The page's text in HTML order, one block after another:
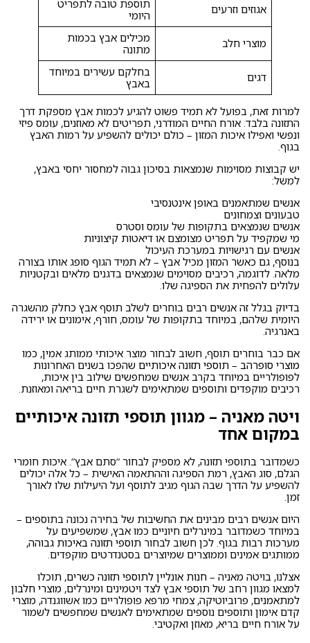
אגוזים וזרעים
תוספת טובה לתפריט
היומי
מוצרי חלב
מכילים אבץ בכמות
מתונה
דגים
בחלקם עשירים במיוחד
באבץ
למרות זאת, בפועל לא תמיד פשוט להגיע לכמות אבץ מספקת דרך
התזונה בלבד. אורח החיים המודרני, תפריטים לא מאוזנים, עומס פיזי
ונפשי ואפילו איכות המזון – כולם יכולים להשפיע על רמות האבץ
בגוף.
יש קבוצות מסוימות שנמצאות בסיכון גבוה למחסור יחסי באבץ,
למשל:
אנשים שמתאמנים באופן אינטנסיבי
טבעונים וצמחונים
אנשים שנמצאים בתקופות של עומס וסטרס
מי שמקפיד על תפריט מצומצם או דיאטות קיצוניות
אנשים עם רגישויות במערכת העיכול
בנוסף, גם כאשר המזון מכיל אבץ – לא תמיד הגוף סופג אותו בצורה
מלאה. לדוגמה, רכיבים מסוימים שנמצאים בדגנים מלאים ובקטניות
עלולים להפחית את הספיגה שלו.
בדיוק בגלל זה אנשים רבים בוחרים לשלב תוסף אבץ כחלק מהשגרה
היומית שלהם, במיוחד בתקופות של עומס, חורף, אימונים או ירידה
באנרגיה.
אם כבר בוחרים תוסף, חשוב לבחור מוצר איכותי ממותג אמין, כמו
מוצרי סופרהב – תוספי תזונה איכותיים שהפכו בשנים האחרונות
לפופולריים במיוחד בקרב אנשים שמחפשים שילוב בין איכות,
רכיבים מוקפדים ותוספים שמתאימים לשגרת חיים בריאה ומאוזנת.
ויטה מאניה – מגוון תוספי תזונה איכותיים
במקום אחד
כשמדובר בתוספי תזונה, לא מספיק לבחור “סתם אבץ”. איכות חומרי
הגלם, סוג האבץ, רמת הספיגה וההתאמה האישית – כל אלה יכולים
להשפיע על הדרך שבה הגוף מגיב לתוסף ועל היעילות שלו לאורך
זמן.
היום אנשים רבים מבינים את החשיבות של בחירה נכונה בתוספים –
במיוחד כשמדובר במינרלים חיוניים כמו אבץ, שמשפיעים על
מערכות רבות בגוף. לכן חשוב לבחור תוספי תזונה באיכות גבוהה,
ממותגים אמינים וממוצרים שמיוצרים בסטנדרטים מוקפדים.
אצלנו, בויטה מאניה – חנות אונליין לתוספי תזונה כשרים, תוכלו
למצאו מגוון רחב של תוספי אבץ לצד ויטמינים ומינרלים, מוצרי חלבון
למתאמנים, פרוביוטיקה, צמחי מרפא פופולריים כמו אשווגנדה, מוצרי
קדם אימון ותוספים נוספים שמתאימים לאנשים שמחפשים לשמור
על אורח חיים בריא, מאוזן ואקטיבי.